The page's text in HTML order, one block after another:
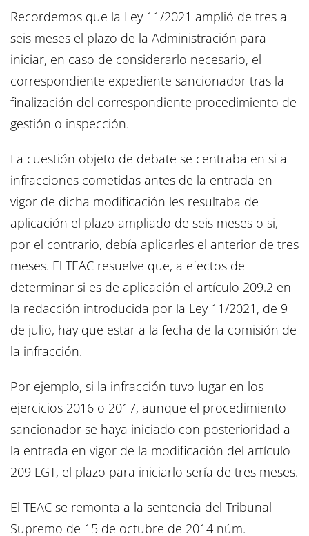
Recordemos que la Ley 11/2021 amplió de tres a
seis meses el plazo de la Administración para
iniciar, en caso de considerarlo necesario, el
correspondiente expediente sancionador tras la
finalización del correspondiente procedimiento de
gestión o inspección.
La cuestión objeto de debate se centraba en si a
infracciones cometidas antes de la entrada en
vigor de dicha modificación les resultaba de
aplicación el plazo ampliado de seis meses o si,
por el contrario, debía aplicarles el anterior de tres
meses. El TEAC resuelve que, a efectos de
determinar si es de aplicación el artículo 209.2 en
la redacción introducida por la Ley 11/2021, de 9
de julio, hay que estar a la fecha de la comisión de
la infracción.
Por ejemplo, si la infracción tuvo lugar en los
ejercicios 2016 o 2017, aunque el procedimiento
sancionador se haya iniciado con posterioridad a
la entrada en vigor de la modificación del artículo
209 LGT, el plazo para iniciarlo sería de tres meses.
El TEAC se remonta a la sentencia del Tribunal
Supremo de 15 de octubre de 2014 núm.